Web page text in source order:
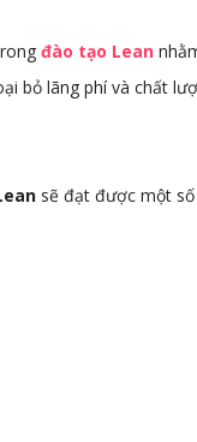
đào tạo Lean
bỏ lãng phí và chất
sẽ đạt được một